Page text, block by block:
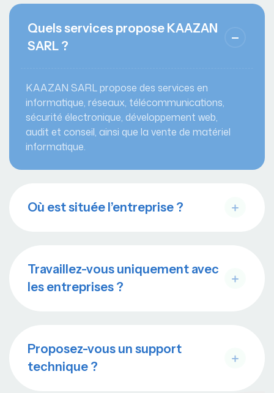
Quels services propose KAAZAN
SARL ?
KAAZAN SARL propose des services en
informatique, réseaux, télécommunications,
sécurité électronique, développement web,
audit et conseil, ainsi que la vente de matériel
informatique.
Où est située l’entreprise ?
Travaillez-vous uniquement avec
les entreprises ?
Proposez-vous un support
technique ?